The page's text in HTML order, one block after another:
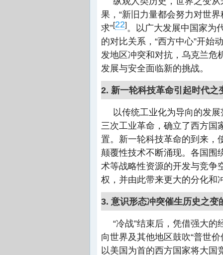
果，“新旧力量都会努力对世
求”[22]。以广大发展中国家为
的对比关系，“西方中心”开始
发地区冲突和对抗，乌克兰危
发展与安全面临新的挑战。
2. 新一轮科技革命引起时代之
以传统工业化为导向的发
三次工业革命，确立了西方国
置。新一轮科技革命的到来，
颠覆性技术不断涌现。各国围
术等战略性资源的开发与竞争
权，并由此带来更大的分化和
3. 意识形态冲突催生历史之变
“冷战”结束后，凭借强大
向世界及其他地区鼓吹“普世价
以美国为首的西方国家将大国